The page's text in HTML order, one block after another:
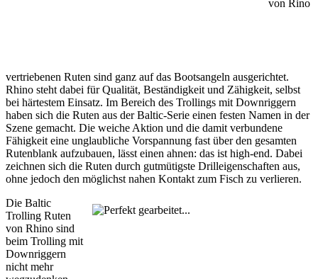
von Rino
vertriebenen Ruten sind ganz auf das Bootsangeln ausgerichtet.
Rhino steht dabei für Qualität, Beständigkeit und Zähigkeit, selbst
bei härtestem Einsatz. Im Bereich des Trollings mit Downriggern
haben sich die Ruten aus der Baltic-Serie einen festen Namen in der
Szene gemacht. Die weiche Aktion und die damit verbundene
Fähigkeit eine unglaubliche Vorspannung fast über den gesamten
Rutenblank aufzubauen, lässt einen ahnen: das ist high-end. Dabei
zeichnen sich die Ruten durch gutmütigste Drilleigenschaften aus,
ohne jedoch den möglichst nahen Kontakt zum Fisch zu verlieren.
Die Baltic
Trolling Ruten
von Rhino sind
beim Trolling mit
Downriggern
nicht mehr